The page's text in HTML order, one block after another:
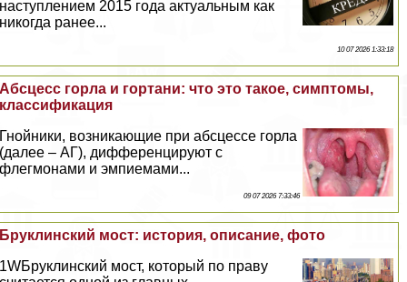
наступлением 2015 года актуальным как
никогда ранее...
10 07 2026 1:33:18
Абсцесс горла и гортани: что это такое, симптомы,
классификация
Гнойники, возникающие при абсцессе горла
(далее – АГ), дифференцируют с
флегмонами и эмпиемами...
09 07 2026 7:33:46
Бруклинский мост: история, описание, фото
1WБруклинский мост, который по праву